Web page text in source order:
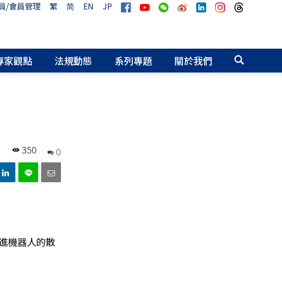
/會員管理 繁 简 EN
JP
家觀點 法規動態 系列專題 關於我們
0
350
機器人的散